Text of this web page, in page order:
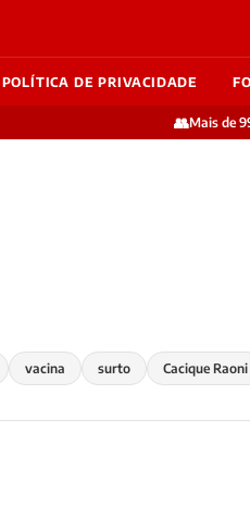
POLÍTICA DE PRIVACIDADE
👥Mais de
vacina surto Cacique Raoni